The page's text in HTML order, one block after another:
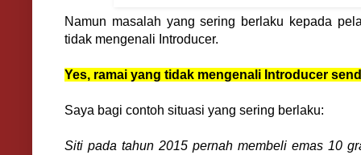
Namun masalah yang sering berlaku kepada
tidak mengenali Introducer.
Yes, ramai yang tidak mengenali Introducer
Saya bagi contoh situasi yang sering berlaku:
Siti pada tahun 2015 pernah membeli emas 10